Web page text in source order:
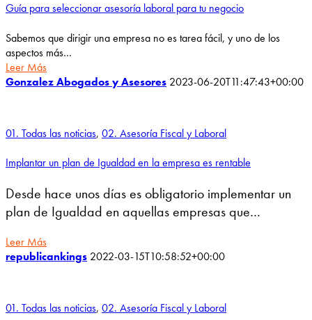
Guía para seleccionar asesoría laboral para tu negocio
Sabemos que dirigir una empresa no es tarea fácil, y uno de los
aspectos más…
Leer Más
Gonzalez Abogados y Asesores 2023-06-20T11:47:43+00:00
01. Todas las noticias, 02. Asesoría Fiscal y Laboral
Implantar un plan de Igualdad en la empresa es rentable
Desde hace unos días es obligatorio implementar un
plan de Igualdad en aquellas empresas que…
Leer Más
republicankings 2022-03-15T10:58:52+00:00
01. Todas las noticias, 02. Asesoría Fiscal y Laboral